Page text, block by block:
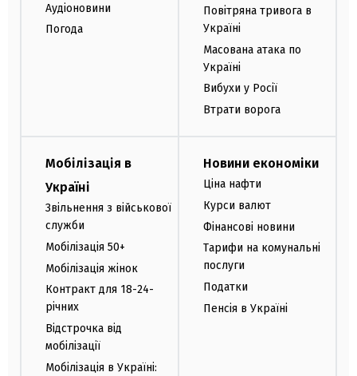
Аудіоновини
Погода
Повітряна тривога в
Україні
Масована атака по
Україні
Вибухи у Росії
Втрати ворога
Мобілізація в
Україні
Звільнення з військової
служби
Мобілізація 50+
Мобілізація жінок
Контракт для 18-24-
річних
Відстрочка від
мобілізації
Мобілізація в Україні:
Новини економіки
Ціна нафти
Курси валют
Фінансові новини
Тарифи на комунальні
послуги
Податки
Пенсія в Україні